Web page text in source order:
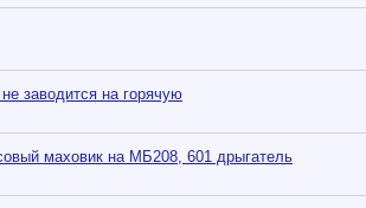
заводится на горячую
маховик на МБ208, 601 дрыгатель